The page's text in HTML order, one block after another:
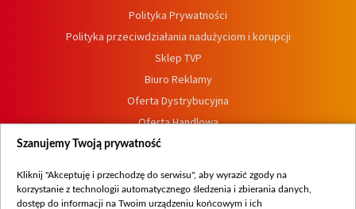
Polityka Prywatności
Polityka przeciwdziałania nadużyciom i korupcji
Sklep TVP
Biuro Reklamy
Oferta Dystrybucyjna
Oferta Handlowa
Dostępność
Procedura zgłoszeń wewnętrznych
Szanujemy Twoją prywatność
Kliknij "Akceptuję i przechodzę do serwisu", aby wyrazić zgody na
korzystanie z technologii automatycznego śledzenia i zbierania danych,
dostęp do informacji na Twoim urządzeniu końcowym i ich